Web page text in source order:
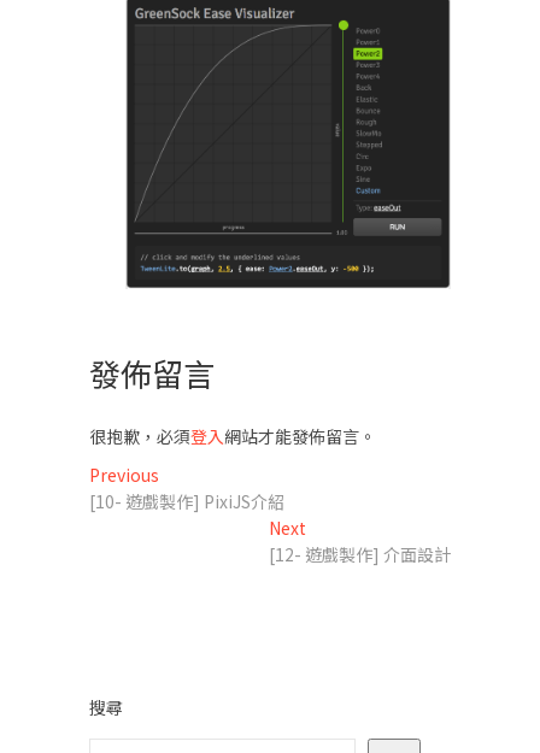
發佈留言
很抱歉，必須登入網站才能發佈留言。
文
章
Previous
post:
[10- 遊戲製作] PixiJS介紹
Next
post:
[12- 遊戲製作] 介面設計
搜尋